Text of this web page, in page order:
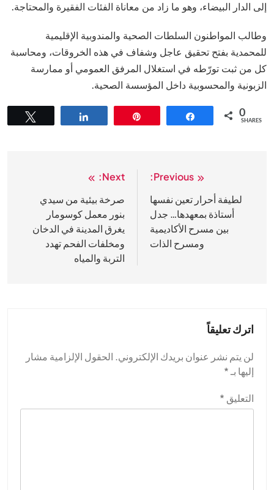
إلى الدار البيضاء، وهو ما زاد من معاناة الفئات الفقيرة والمحتاجة.
وطالب المواطنون السلطات الصحية والمندوبية الإقليمية
للمحمدية بفتح تحقيق عاجل وشفاف في هذه الخروقات، ومحاسبة
كل من ثبت تورّطه في استغلال المرفق العمومي أو ممارسة
الزبونية والمحسوبية داخل المؤسسة الصحية.
0
SHARES
المقالات
Previous:
لطيفة أحرار تعين نفسها
أستاذة بمعهدها… جدل
بين مسرح الأكاديمية
ومسرح الذات
Next:
صرخة بيئية من سيدي
بنور معمل كوسومار
يغرق المدينة في الدخان
ومخلفات الفحم تهدد
التربة والمياه
اترك تعليقاً
لن يتم نشر عنوان بريدك الإلكتروني. الحقول الإلزامية مشار
إليها بـ*
التعليق *